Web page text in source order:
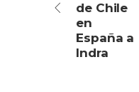
de Chile
en
España a
Indra